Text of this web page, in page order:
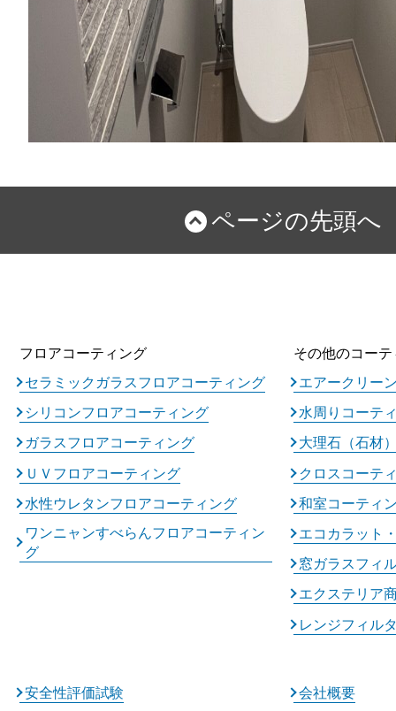
ページの先頭へ
フロアコーティング
セラミックガラスフロアコーティング
シリコンフロアコーティング
ガラスフロアコーティング
ＵＶフロアコーティング
水性ウレタンフロアコーティング
ワンニャンすべらんフロアコーティン
グ
その他のコー
エアークリー
水周りコーテ
大理石（石材
クロスコーテ
和室コーティ
エコカラット
窓ガラスフィ
エクステリア
レンジフィル
安全性評価試験 会社概要